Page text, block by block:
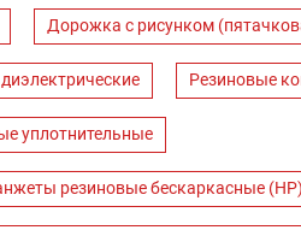
Дорожка с рисунком
Резиновые
уплотнительные
резиновые бескаркасные (НР)